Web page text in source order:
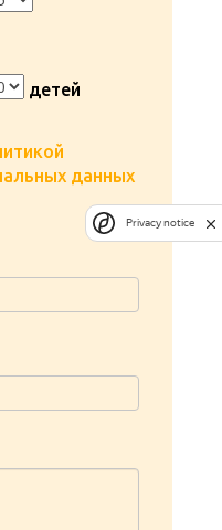
детей
данных
Privacy notice